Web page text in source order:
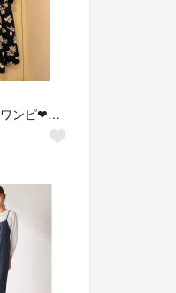
花柄リゾートワンピ❤︎オールインワン